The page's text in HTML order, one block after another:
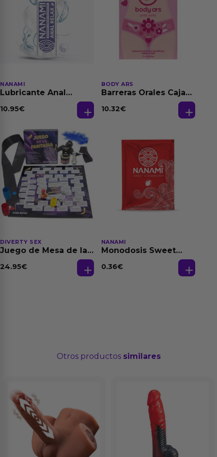
NANAMI
Lubricante Anal
Dilatación Base Agua
10.95€
BODY ARS
Barreras Orales Caja
10.32€
DIVERTY SEX
Juego de Mesa de las
24.95€
NANAMI
Monodosis Sweet
Base Agua 4 ml
0.36€
Otros productos similares